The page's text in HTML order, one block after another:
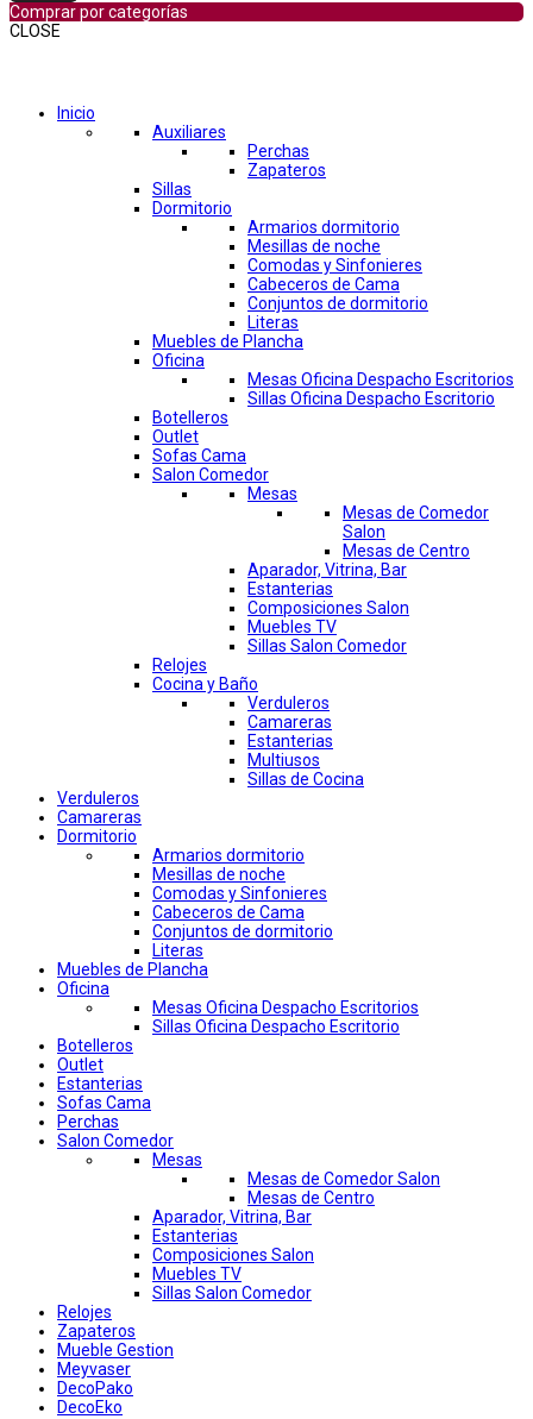
Comprar por categorías
CLOSE
Inicio
Auxiliares
Perchas
Zapateros
Sillas
Dormitorio
Armarios dormitorio
Mesillas de noche
Comodas y Sinfonieres
Cabeceros de Cama
Conjuntos de dormitorio
Literas
Muebles de Plancha
Oficina
Mesas Oficina Despacho Escritorios
Sillas Oficina Despacho Escritorio
Botelleros
Outlet
Sofas Cama
Salon Comedor
Mesas
Mesas de Comedor
Salon
Mesas de Centro
Aparador, Vitrina, Bar
Estanterias
Composiciones Salon
Muebles TV
Sillas Salon Comedor
Relojes
Cocina y Baño
Verduleros
Camareras
Estanterias
Multiusos
Sillas de Cocina
Verduleros
Camareras
Dormitorio
Armarios dormitorio
Mesillas de noche
Comodas y Sinfonieres
Cabeceros de Cama
Conjuntos de dormitorio
Literas
Muebles de Plancha
Oficina
Mesas Oficina Despacho Escritorios
Sillas Oficina Despacho Escritorio
Botelleros
Outlet
Estanterias
Sofas Cama
Perchas
Salon Comedor
Mesas
Mesas de Comedor Salon
Mesas de Centro
Aparador, Vitrina, Bar
Estanterias
Composiciones Salon
Muebles TV
Sillas Salon Comedor
Relojes
Zapateros
Mueble Gestion
Meyvaser
DecoPako
DecoEko